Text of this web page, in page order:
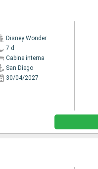
Disney Wonder
7 d
Cabine interna
San Diego
30/04/2027